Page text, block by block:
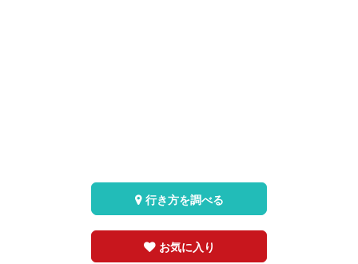
お気に入り
行き方を調べる